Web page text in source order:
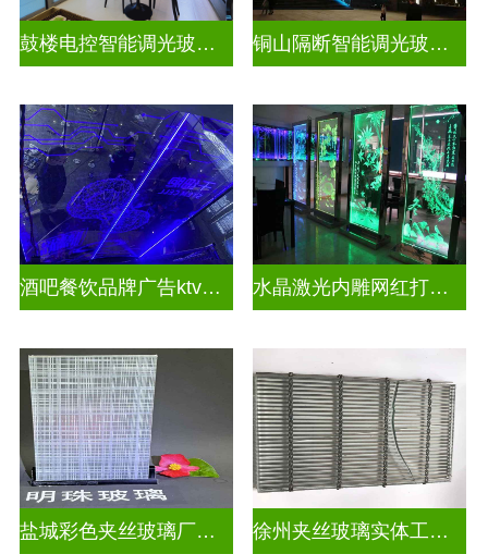
鼓楼电控智能调光玻璃安装方法 铜山隔断智能调光玻璃安装电话
酒吧餐饮品牌广告ktv激光内雕发光艺术玻璃 水晶激光内雕网红打卡背景
盐城彩色夹丝玻璃厂招聘 徐州夹丝玻璃实体工厂地址